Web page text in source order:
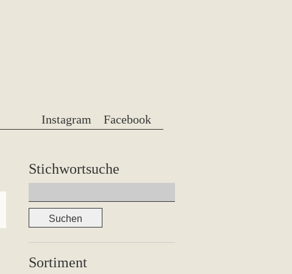
Facebook
Instagram
Stichwortsuche
nach:
Sortiment